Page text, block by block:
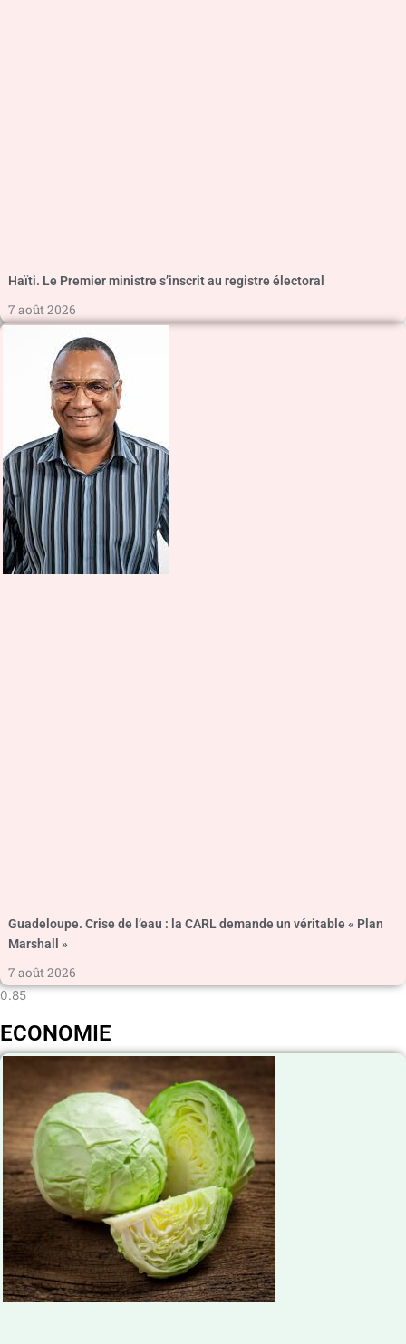
Haïti. Le Premier ministre s’inscrit au registre électoral
7 août 2026
Guadeloupe. Crise de l’eau : la CARL demande un véritable « Plan
Marshall »
7 août 2026
ECONOMIE